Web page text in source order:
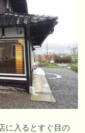
に入るとすぐ目の